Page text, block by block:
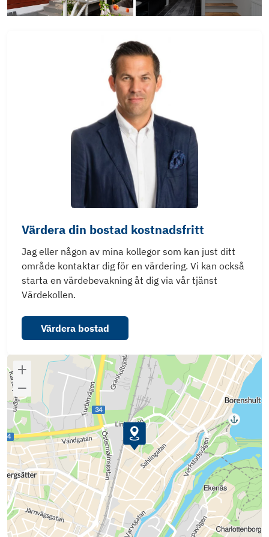
Värdera din bostad kostnadsfritt
Jag eller någon av mina kollegor som kan just ditt
område kontaktar dig för en värdering. Vi kan också
starta en värdebevakning åt dig via vår tjänst
Värdekollen.
Värdera bostad